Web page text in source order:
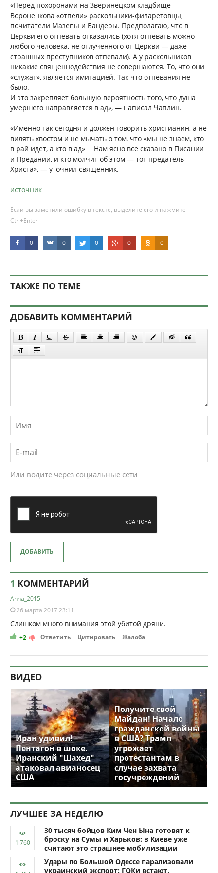
«Перед похоронами на Зверинецком кладбище
Вороненкова «отпели» раскольники-филаретовцы,
почитатели Мазепы и Бандеры. Предполагаю, что в
Церкви его отпевать отказались (хотя отпевать можно
любого человека, не отлученного от Церкви — даже
страшных преступников отпевали). А у раскольников
никакие священнодействия не совершаются. То, что они
«служат», является имитацией. Так что отпевания не
было.
И это закрепляет большую вероятность того, что душа
умершего направляется в ад», — написал Чаплин.
«Именно так сегодня и должен говорить христианин, а не
вилять хвостом и не мычать о том, что «мы не знаем, кто
в рай идет, а кто в ад»… Нам ясно все сказано в Писании
и Предании, и кто молчит об этом — тот предатель
Христа», — уточнил священник.
источник
Если вы заметили ошибку в тексте, выделите его и нажмите
Ctrl+Enter
0 0 0 0 0
ТАКЖЕ ПО ТЕМЕ
ДОБАВИТЬ КОММЕНТАРИЙ
Или водите через социальные сети
ДОБАВИТЬ
1 КОММЕНТАРИЙ
Anna_2015
26 марта 2017 23:11
Слишком много внимания этой убитой дряни.
+2 Ответить Цитировать Жалоба
ВИДЕО
Иран удивил!
Пентагон в шоке.
Иранский "Шахед"
атаковал авианосец
США
Получите свой
Майдан! Начало
гражданской войны
в США? Трамп
угрожает
протестантам в
случае захвата
госучреждений
ЛУЧШЕЕ ЗА НЕДЕЛЮ
30 тысяч бойцов Ким Чен Ына готовят к
броску на Сумы и Харьков: в Киеве уже
считают это страшнее мобилизации
Удары по Большой Одессе парализовали
украинский экспорт: ГОКи встают,